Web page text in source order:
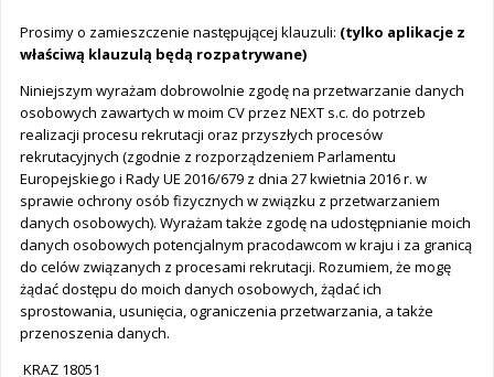
Prosimy o zamieszczenie następującej klauzuli: (tylko aplikacje z
właściwą klauzulą będą rozpatrywane)
Niniejszym wyrażam dobrowolnie zgodę na przetwarzanie danych
osobowych zawartych w moim CV przez NEXT s.c. do potrzeb
realizacji procesu rekrutacji oraz przyszłych procesów
rekrutacyjnych (zgodnie z rozporządzeniem Parlamentu
Europejskiego i Rady UE 2016/679 z dnia 27 kwietnia 2016 r. w
sprawie ochrony osób fizycznych w związku z przetwarzaniem
danych osobowych). Wyrażam także zgodę na udostępnianie moich
danych osobowych potencjalnym pracodawcom w kraju i za granicą
do celów związanych z procesami rekrutacji. Rozumiem, że mogę
żądać dostępu do moich danych osobowych, żądać ich
sprostowania, usunięcia, ograniczenia przetwarzania, a także
przenoszenia danych.
KRAZ 18051